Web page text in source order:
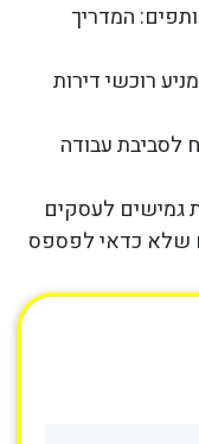
המדריך
רוכשי דירות
לסביבת עבודה
גמישים לעסקים